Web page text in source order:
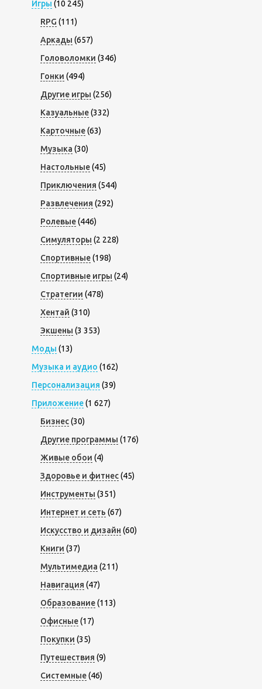
Игры (10 245)
RPG (111)
Аркады (657)
Головоломки (346)
Гонки (494)
Другие игры (256)
Казуальные(332)
Карточные(63)
Музыка (30)
Настольные(45)
Приключения (544)
Развлечения (292)
Ролевые(446)
Симуляторы (2 228)
Спортивные(198)
Спортивные игры (24)
Стратегии (478)
Хентай (310)
Экшены (3 353)
Моды (13)
Музыка и аудио (162)
Персонализация (39)
Приложение(1 627)
Бизнес(30)
Другие программы (176)
Живые обои (4)
Здоровье и фитнес(45)
Инструменты (351)
Интернет и сеть (67)
Искусство и дизайн (60)
Книги (37)
Мультимедиа (211)
Навигация (47)
Образование(113)
Офисные(17)
Покупки (35)
Путешествия (9)
Системные(46)